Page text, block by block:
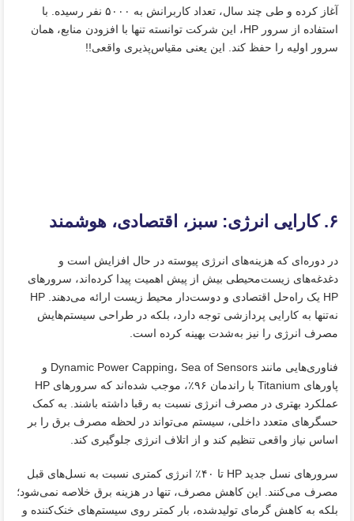
آغاز کرده و طی چند سال، تعداد کاربرانش به ۵۰۰۰ نفر رسیده. با
استفاده از سرور HP، این شرکت توانسته تنها با افزودن منابع، همان
سرور اولیه را حفظ کند. این یعنی مقیاس‌پذیری واقعی!!
۶. کارایی انرژی: سبز، اقتصادی، هوشمند
در دوره‌ای که هزینه‌های انرژی پیوسته در حال افزایش است و
دغدغه‌های زیست‌محیطی بیش از پیش اهمیت پیدا کرده‌اند، سرورهای
HP یک راه‌حل اقتصادی و دوست‌دار محیط زیست ارائه می‌دهند. HP
نه‌تنها به کارایی پردازشی توجه دارد، بلکه در طراحی سیستم‌هایش
مصرف انرژی را نیز به‌شدت بهینه کرده است.
فناوری‌هایی مانند Dynamic Power Capping، Sea of Sensors و
پاورهای Titanium با راندمان ۹۶٪، موجب شده‌اند که سرورهای HP
عملکرد بهتری در مصرف انرژی نسبت به رقبا داشته باشند. به کمک
حسگرهای متعدد داخلی، سیستم می‌تواند در لحظه مصرف برق را بر
اساس نیاز واقعی تنظیم کند و از اتلاف انرژی جلوگیری کند.
سرورهای نسل جدید HP تا ۴۰٪ انرژی کمتری نسبت به نسل‌های قبل
مصرف می‌کنند. این کاهش مصرف، تنها در هزینه برق خلاصه نمی‌شود؛
بلکه به کاهش گرمای تولیدشده، بار کمتر روی سیستم‌های خنک‌کننده و